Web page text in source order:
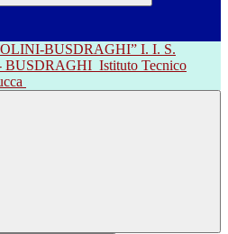
I. I. S.
BUSDRAGHI Istituto Tecnico